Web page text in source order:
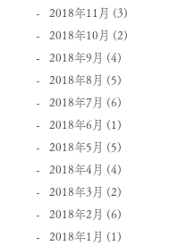
2018年11月 (3)
2018年10月 (2)
2018年9月 (4)
2018年8月 (5)
2018年7月 (6)
2018年6月 (1)
2018年5月 (5)
2018年4月 (4)
2018年3月 (2)
2018年2月 (6)
2018年1月 (1)